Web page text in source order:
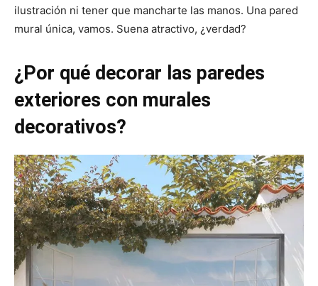
ilustración ni tener que mancharte las manos. Una pared
mural única, vamos. Suena atractivo, ¿verdad?
¿Por qué decorar las paredes
exteriores con murales
decorativos?